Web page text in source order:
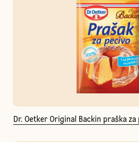
Dr. Oetker Original Backin praška za